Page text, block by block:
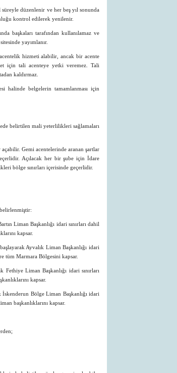
düzenlenir ve her beş yıl sonunda
kontrol edilerek yenilenir.
başkaları tarafından kullanılamaz ve
yayımlanır.
hizmeti alabilir, ancak bir acente
için tali acenteye yetki veremez. Tali
kaldırmaz.
halinde belgelerin tamamlanması için
belirtilen mali yeterlilikleri sağlamaları
Gemi acentelerinde aranan şartlar
Açılacak her bir şube için İdare
bölge sınırları içerisinde geçerlidir.
Liman Başkanlığı idari sınırları dahil
kapsar.
Ayvalık Liman Başkanlığı idari
tüm Marmara Bölgesini kapsar.
Liman Başkanlığı idari sınırları
kapsar.
İskenderun Bölge Liman Başkanlığı idari
başkanlıklarını kapsar.